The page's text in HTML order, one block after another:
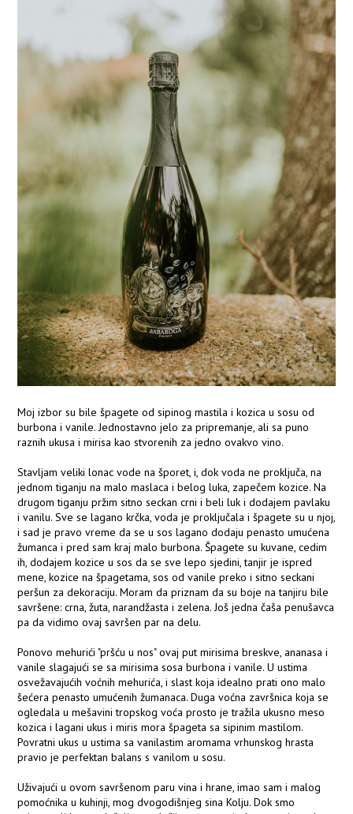
Moj izbor su bile špagete od sipinog mastila i kozica u sosu od
burbona i vanile. Jednostavno jelo za pripremanje, ali sa puno
raznih ukusa i mirisa kao stvorenih za jedno ovakvo vino.
Stavljam veliki lonac vode na šporet, i, dok voda ne proključa, na
jednom tiganju na malo maslaca i belog luka, zapečem kozice. Na
drugom tiganju pržim sitno seckan crni i beli luk i dodajem pavlaku
i vanilu. Sve se lagano krčka, voda je proključala i špagete su u njoj,
i sad je pravo vreme da se u sos lagano dodaju penasto umućena
žumanca i pred sam kraj malo burbona. Špagete su kuvane, cedim
ih, dodajem kozice u sos da se sve lepo sjedini, tanjir je ispred
mene, kozice na špagetama, sos od vanile preko i sitno seckani
peršun za dekoraciju. Moram da priznam da su boje na tanjiru bile
savršene: crna, žuta, narandžasta i zelena. Još jedna čaša penušavca
pa da vidimo ovaj savršen par na delu.
Ponovo mehurići "pršću u nos" ovaj put mirisima breskve, ananasa i
vanile slagajući se sa mirisima sosa burbona i vanile. U ustima
osvežavajućih voćnih mehurića, i slast koja idealno prati ono malo
šećera penasto umućenih žumanaca. Duga voćna završnica koja se
ogledala u mešavini tropskog voća prosto je tražila ukusno meso
kozica i lagani ukus i miris mora špageta sa sipinim mastilom.
Povratni ukus u ustima sa vanilastim aromama vrhunskog hrasta
pravio je perfektan balans s vanilom u sosu.
Uživajući u ovom savršenom paru vina i hrane, imao sam i malog
pomoćnika u kuhinji, mog dvogodišnjeg sina Kolju. Dok smo